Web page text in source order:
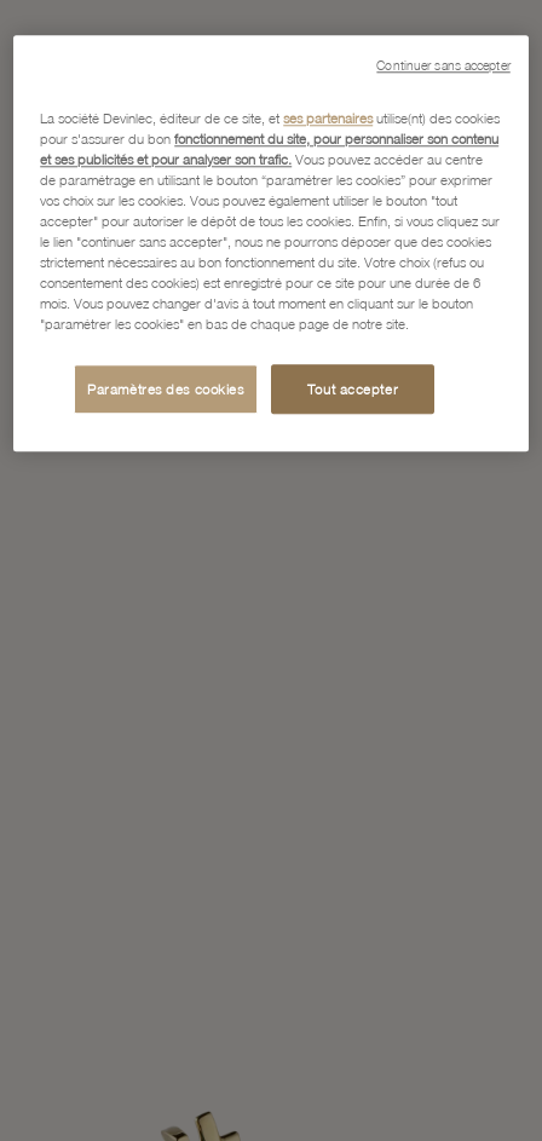
La société Devinlec, éditeur de ce site, etses partenairesutilise(nt) des cookies
pour s'assurer du bonfonctionnement du site, pour personnaliser son contenu
et ses publicités et pour analyser son trafic. Vous pouvez accéder au centre
de paramétrage en utilisant le bouton “paramétrer les cookies” pour exprimer
vos choix sur les cookies. Vous pouvez également utiliser le bouton "tout
accepter" pour autoriser le dépôt de tous les cookies. Enfin, si vous cliquez sur
le lien "continuer sans accepter", nous ne pourrons déposer que des cookies
strictement nécessaires au bon fonctionnement du site. Votre choix (refus ou
consentement des cookies) est enregistré pour ce site pour une durée de 6
mois. Vous pouvez changer d'avis à tout moment en cliquant sur le bouton
"paramétrer les cookies" en bas de chaque page de notre site.
Paramètres des cookies Tout accepter
Continuer sans accepter